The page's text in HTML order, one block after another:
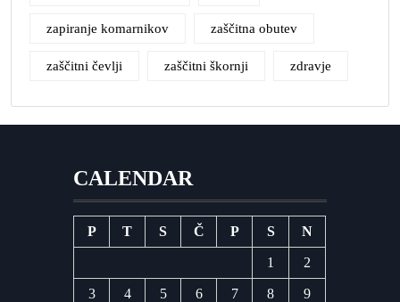
zapiranje komarnikov zaščitna obutev
zaščitni čevlji zaščitni škornji zdravje
CALENDAR
P T S Č P S N
1 2
3 4 5 6 7 8 9